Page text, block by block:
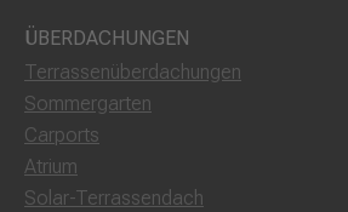
ÜBERDACHUNGEN
Terrassenüberdachungen
Sommergarten
Carports
Atrium
Solar-Terrassendach